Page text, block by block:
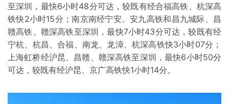
至深圳，最快6小时48分可达，较既有经合福高铁、杭深高
铁快2小时15分；南京南经宁安、安九高铁和昌九城际、昌
赣高铁、赣深高铁至深圳，最快7小时43分可达，较既有经
宁杭、杭昌、合福、南龙、龙漳、杭深高铁快3小时07分；
上海虹桥经沪昆、昌赣、赣深高铁至深圳，最快6小时50分
可达，较既有经沪昆、京广高铁快1小时14分。